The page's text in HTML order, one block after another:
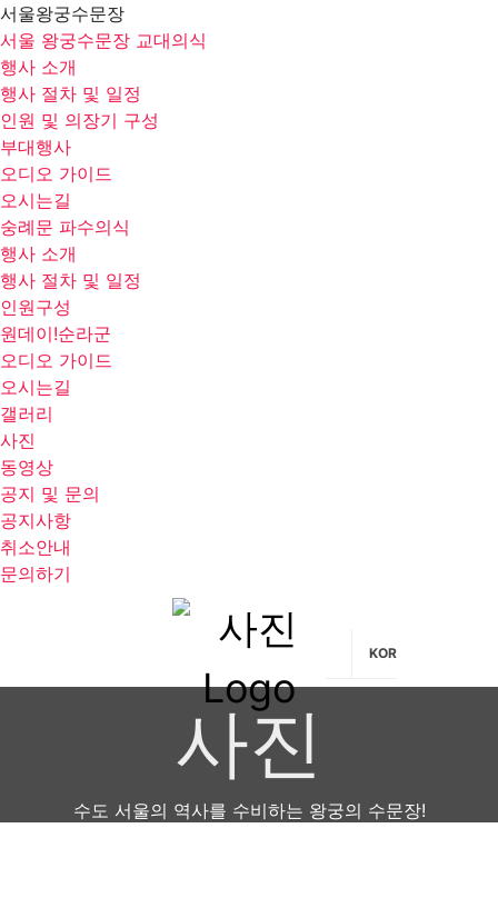
서울왕궁수문장
서울 왕궁수문장 교대의식
행사 소개
행사 절차 및 일정
인원 및 의장기 구성
부대행사
오디오 가이드
오시는길
숭례문 파수의식
행사 소개
행사 절차 및 일정
인원구성
원데이!순라군
오디오 가이드
오시는길
갤러리
사진
동영상
공지 및 문의
공지사항
취소안내
문의하기
KOR
사진
수도 서울의 역사를 수비하는 왕궁의 수문장!